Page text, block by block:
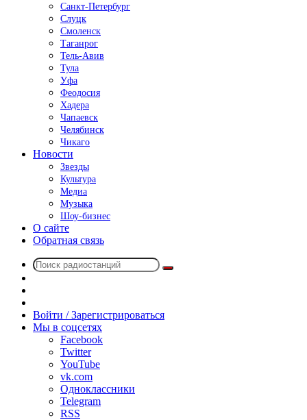
Санкт-Петербург
Слуцк
Смоленск
Таганрог
Тель-Авив
Тула
Уфа
Феодосия
Хадера
Чапаевск
Челябинск
Чикаго
Новости
Звезды
Культура
Медиа
Музыка
Шоу-бизнес
О сайте
Обратная связь
Поиск
радио
Войти / Зарегистрироваться
Мы в соцсетях
Facebook
Twitter
YouTube
vk.com
Одноклассники
Telegram
RSS